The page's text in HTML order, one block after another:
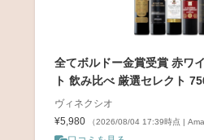
全てボルドー金賞受賞 赤ワ
ト 飲み比べ 厳選セレクト
ヴィネクシオ
¥5,980
（2026/08/04 17:39時点 |